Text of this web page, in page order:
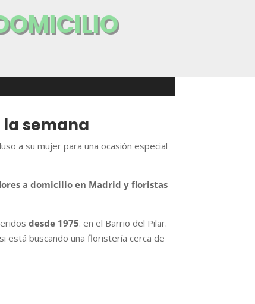
la semana
a su mujer para una ocasión especial
a domicilio en Madrid y floristas
desde 1975. en el Barrio del Pilar.
está buscando una floristería cerca de